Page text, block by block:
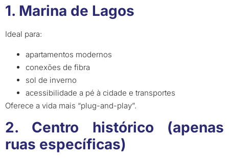
1. Marina de Lagos
Ideal para:
apartamentos modernos
conexões de fibra
sol de inverno
acessibilidade a pé à cidade e transportes
Oferece a vida mais “plug-and-play”.
2. Centro histórico (apenas
ruas específicas)